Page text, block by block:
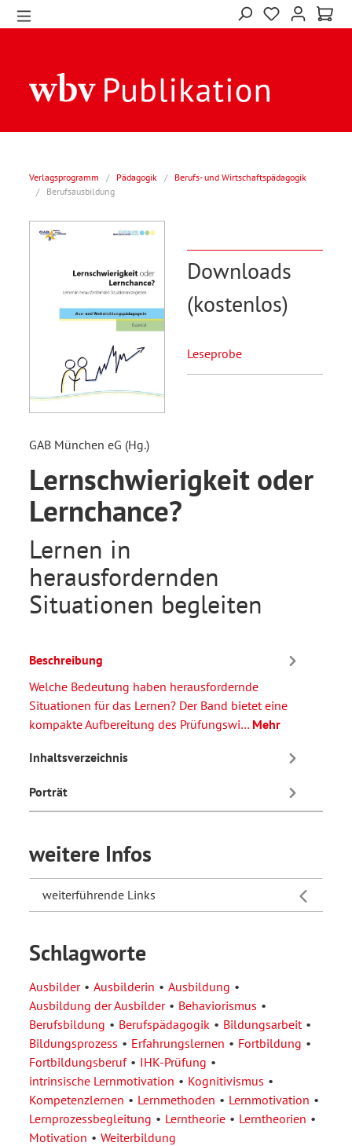
Verlagsprogramm / Pädagogik /
Berufs- und Wirtschaftspädagogik
/
Berufsausbildung
Downloads
(kostenlos)
Leseprobe
GAB München eG (Hg.)
Lernschwierigkeit oder
Lernchance?
Lernen in
herausfordernden
Situationen begleiten
Beschreibung
Welche Bedeutung haben herausfordernde
Situationen für das Lernen? Der Band bietet eine
kompakte Aufbereitung des Prüfungswi… Mehr
Inhaltsverzeichnis
Porträt
weitere Infos
weiterführende Links
Schlagworte
Ausbilder Ausbilderin
Ausbildung
Ausbildung der Ausbilder
Behaviorismus
Berufsbildung
Berufspädagogik
Bildungsarbeit
Bildungsprozess
Erfahrungslernen
Fortbildung
Fortbildungsberuf
IHK-Prüfung
intrinsische Lernmotivation
Kognitivismus
Kompetenzlernen
Lernmethoden
Lernmotivation
Lernprozessbegleitung
Lerntheorie
Lerntheorien
Motivation
Weiterbildung